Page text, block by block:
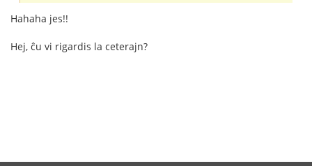
Hahaha jes!!
Hej, ĉu vi rigardis la ceterajn?